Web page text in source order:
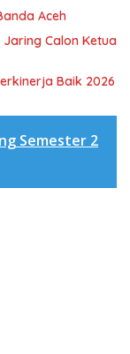
Aceh
Calon Ketua
Baik 2026
Semester 2